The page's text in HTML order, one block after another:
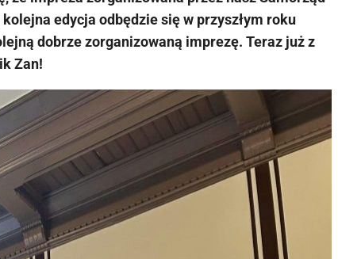
edycja odbędzie się w przyszłym roku
dobrze zorganizowaną imprezę. Teraz już z
Zan!